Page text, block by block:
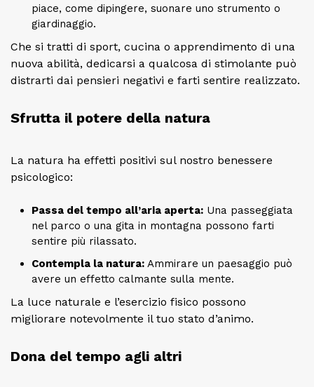
piace, come dipingere, suonare uno strumento o
giardinaggio.
Che si tratti di sport, cucina o apprendimento di una
nuova abilità, dedicarsi a qualcosa di stimolante può
distrarti dai pensieri negativi e farti sentire realizzato.
Sfrutta il potere della natura
La natura ha effetti positivi sul nostro benessere
psicologico:
Passa del tempo all’aria aperta: Una passeggiata
nel parco o una gita in montagna possono farti
sentire più rilassato.
Contempla la natura: Ammirare un paesaggio può
avere un effetto calmante sulla mente.
La luce naturale e l’esercizio fisico possono
migliorare notevolmente il tuo stato d’animo.
Dona del tempo agli altri